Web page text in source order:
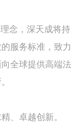
念，深天成将持
服务标准，致力
全球提供高端法
、卓越创新。